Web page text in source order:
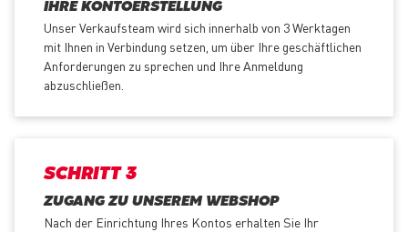
IHRE KONTOERSTELLUNG
Unser Verkaufsteam wird sich innerhalb von 3 Werktagen
mit Ihnen in Verbindung setzen, um über Ihre geschäftlichen
Anforderungen zu sprechen und Ihre Anmeldung
abzuschließen.
SCHRITT 3
ZUGANG ZU UNSEREM WEBSHOP
Nach der Einrichtung Ihres Kontos erhalten Sie Ihr